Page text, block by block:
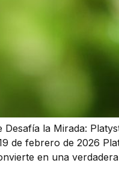
Desafía la Mirada:
de febrero de 2026
en una